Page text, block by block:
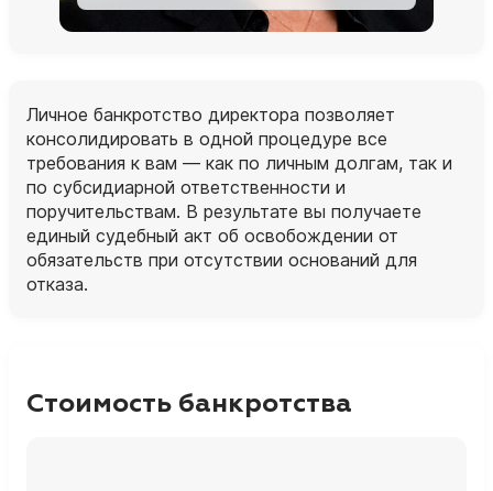
Личное банкротство директора позволяет
консолидировать в одной процедуре все
требования к вам — как по личным долгам, так и
по субсидиарной ответственности и
поручительствам. В результате вы получаете
единый судебный акт об освобождении от
обязательств при отсутствии оснований для
отказа.
Стоимость банкротства